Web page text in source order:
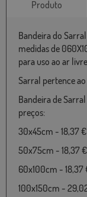
Produto
Bandeira do
medidas de
para uso ao ar
Sarral pertence
Bandeira de
preços:
30x45cm - 18,37 €
50x75cm - 18,37 €
60x100cm - 18,37
100x150cm -